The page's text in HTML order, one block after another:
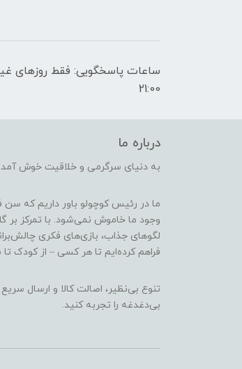
21:00
درباره ما
به دنیای سرگرمی و خلاقیت خوش
ما در رئیس کوچولو باور داریم که
وجود ما خاموش نمی‌شود. با تمرکز بر
لگوهای جذاب، بازی‌های فکری
فراهم کرده‌ایم تا هر کسی – از کودک
تنوع بی‌نظیر، اصالت کالا و ارسال
بی‌دغدغه را تجربه کنید.